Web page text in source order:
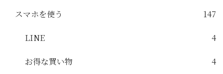
スマホを使う 147
LINE 4
お得な買い物 4